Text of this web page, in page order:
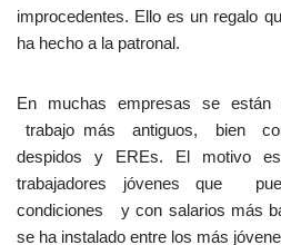
improcedentes. Ello es un regalo
ha hecho a la patronal.
En muchas empresas se
trabajo más antiguos, bien
despidos y EREs. El motivo
trabajadores jóvenes que
condiciones y con salarios más
se ha instalado entre los más